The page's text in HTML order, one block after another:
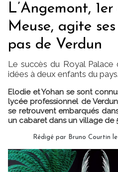
L’Angemont,
Meuse, agite
pas de Verdun
Le succès du Royal
idées à deux enfants du pays.
Elodie et Yohan se sont
lycée professionnel de
se retrouvent embarqués
un cabaret dans un village de
Rédigé par Bruno Courtin